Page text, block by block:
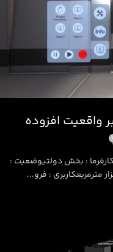
واقعیت افزوده
0
توسعه پلتفرم مدیریت بحران مبتنی بر BIM کارفرما : بخش دولتیوضعیت :